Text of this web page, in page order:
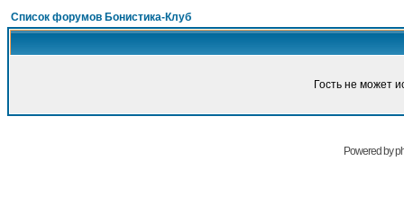
Список форумов Бонистика-Клуб
Гость не может
Powered by